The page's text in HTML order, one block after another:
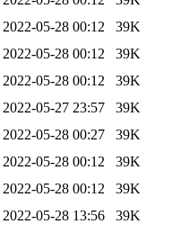
2022-05-28 00:12
39K
2022-05-28 00:12
39K
2022-05-28 00:12
39K
2022-05-27 23:57
39K
2022-05-28 00:27
39K
2022-05-28 00:12
39K
2022-05-28 00:12
39K
2022-05-28 13:56
39K